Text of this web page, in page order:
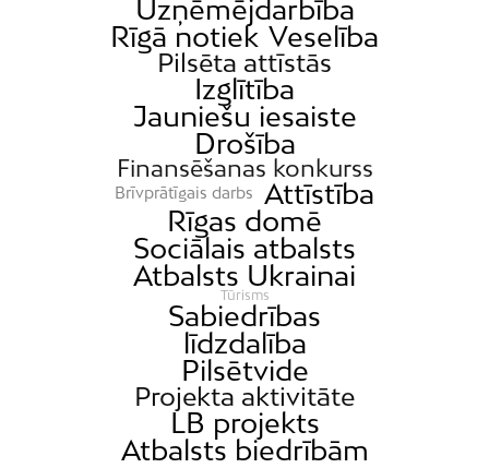
Uzņēmējdarbība
Rīgā notiek Veselība
Pilsēta attīstās
Izglītība
Jauniešu iesaiste
Drošība
Finansēšanas konkurss
Brīvprātīgais darbs
Attīstība
Rīgas domē
Sociālais atbalsts
Atbalsts Ukrainai
Tūrisms
Sabiedrības
līdzdalība
Pilsētvide
Projekta aktivitāte
LB projekts
Atbalsts biedrībām